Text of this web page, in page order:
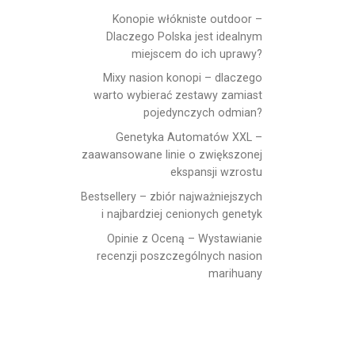
Konopie włókniste outdoor –
Dlaczego Polska jest idealnym
miejscem do ich uprawy?
Mixy nasion konopi – dlaczego
warto wybierać zestawy zamiast
pojedynczych odmian?
Genetyka Automatów XXL –
zaawansowane linie o zwiększonej
ekspansji wzrostu
Bestsellery – zbiór najważniejszych
i najbardziej cenionych genetyk
Opinie z Oceną – Wystawianie
recenzji poszczególnych nasion
marihuany